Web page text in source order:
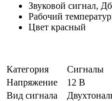
Звуковой сигнал,
Рабочий
Цвет красный
Категория
Сигналы
Напряжение
12 В
Вид сигнала